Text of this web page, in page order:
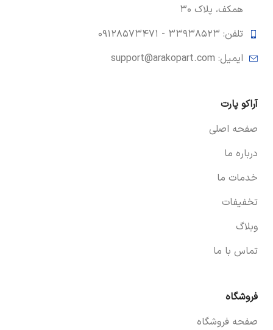
همکف، پلاک ۳۰
تلفن: ۳۳۹۳۸۵۲۳ -
۰۹۱۲۸۵۷۳۴۷۱
ایمیل: support@arakopart.com
آراکو پارت
صفحه اصلی
درباره ما
خدمات ما
تخفیفات
وبلاگ
تماس با ما
فروشگاه
صفحه فروشگاه